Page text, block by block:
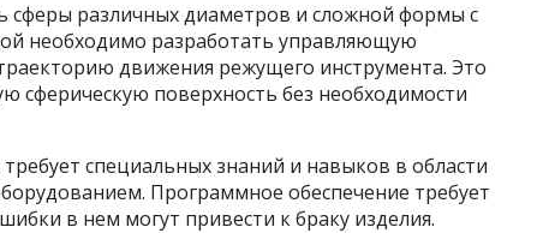
сферы различных диаметров и сложной формы с
необходимо разработать управляющую
движения режущего инструмента. Это
сферическую поверхность без необходимости
специальных знаний и навыков в области
Программное обеспечение требует
в нем могут привести к браку изделия.